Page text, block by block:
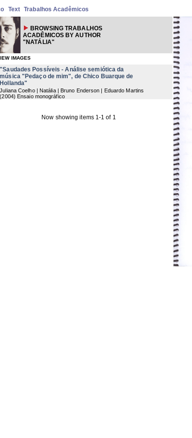
Text Trabalhos Acadêmicos
BROWSING TRABALHOS
ACADÊMICOS BY AUTHOR
"NATÁLIA"
IMAGES
"Saudades Possíveis - Análise semiótica da
música "Pedaço de mim", de Chico Buarque de
Hollanda"
Juliana Coelho | Natália | Bruno Enderson | Eduardo Martins
(2004) Ensaio monográfico
Now showing items 1-1 of 1